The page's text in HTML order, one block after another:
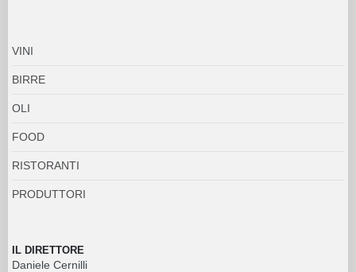
VINI
BIRRE
OLI
FOOD
RISTORANTI
PRODUTTORI
IL DIRETTORE
Daniele Cernilli